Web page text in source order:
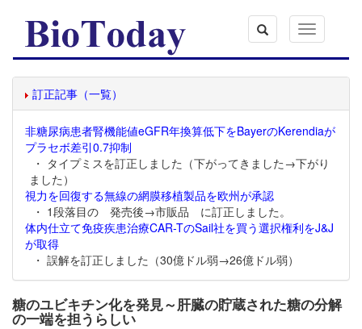
Toggle
navigation
訂正記事（一覧）
非糖尿病患者腎機能値eGFR年換算低下をBayerのKerendiaが
プラセボ差引0.7抑制
・ タイプミスを訂正しました（下がってきました→下がり
ました）
視力を回復する無線の網膜移植製品を欧州が承認
・ 1段落目の 発売後→市販品 に訂正しました。
体内仕立て免疫疾患治療CAR-TのSail社を買う選択権利をJ&J
が取得
・ 誤解を訂正しました（30億ドル弱→26億ドル弱）
糖のユビキチン化を発見～肝臓の貯蔵された糖の分解
の一端を担うらしい